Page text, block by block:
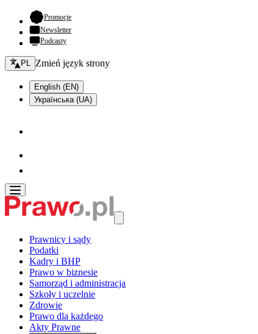
Promocje- otwiera się w nowej karcie
Newsletter
Podcasty
Zmień język - bieżący:
PL Zmień język strony
English (EN)
Українська (UA)
Prawnicy i sądy
Podatki
Kadry i BHP
Prawo w biznesie
Samorząd i administracja
Szkoły i uczelnie
Zdrowie
Prawo dla każdego
Akty Prawne